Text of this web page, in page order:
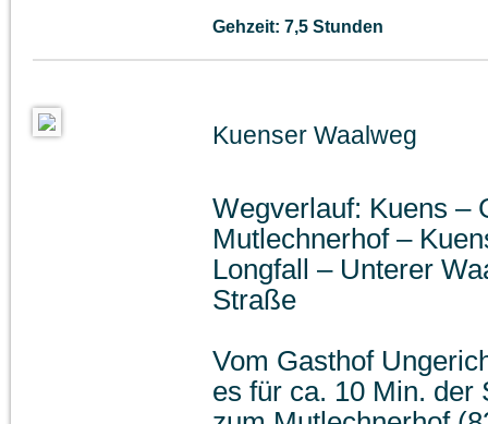
Gehzeit: 7,5 Stunden
Kuenser Waalweg
Wegverlauf: Kuens –
Mutlechnerhof –
Longfall – Unterer
Straße
Vom Gasthof
es für ca. 10 Min. der